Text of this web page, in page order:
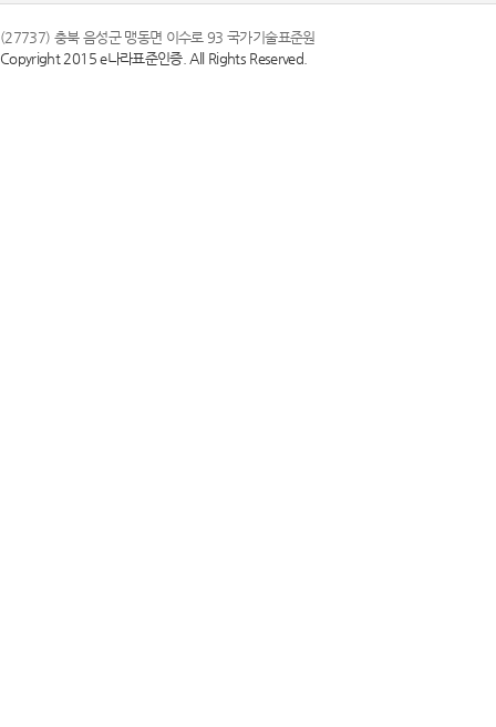
(27737) 충북 음성군 맹동면 이수로 93 국가기술표준원
Copyright 2015 e나라표준인증. All Rights Reserved.